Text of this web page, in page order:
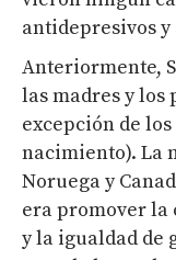
antidepresivos y
Anteriormente,
las madres y los
excepción de
nacimiento). La
Noruega y
era promover
y la igualdad de